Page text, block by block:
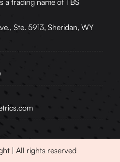
a trading name of TBS
Ste. 5913, Sheridan, WY
| All rights reserved